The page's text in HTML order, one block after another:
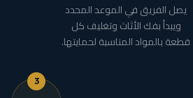
يصل الفريق في الموعد المحدد
ويبدأ بفك الأثاث وتغليف كل
قطعة بالمواد المناسبة لحمايتها.
3